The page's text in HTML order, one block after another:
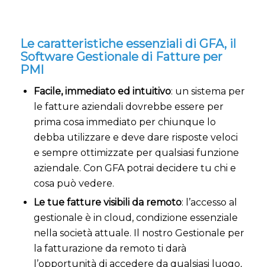
Le caratteristiche essenziali di GFA, il
Software Gestionale di Fatture per
PMI
Facile, immediato ed intuitivo: un sistema per
le fatture aziendali dovrebbe essere per
prima cosa immediato per chiunque lo
debba utilizzare e deve dare risposte veloci
e sempre ottimizzate per qualsiasi funzione
aziendale. Con GFA potrai decidere tu chi e
cosa può vedere.
Le tue fatture visibili da remoto: l’accesso al
gestionale è in cloud, condizione essenziale
nella società attuale. Il nostro Gestionale per
la fatturazione da remoto ti darà
l’opportunità di accedere da qualsiasi luogo,